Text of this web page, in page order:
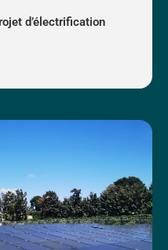
d’électrification